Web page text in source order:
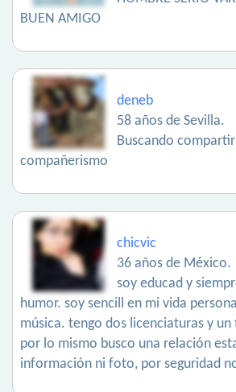
BUEN AMIGO
deneb
58 años de Sevilla.
Buscando
compañerismo
chicvic
36 años de México.
soy educad y
humor. soy sencill en mi vida
música. tengo dos licenciaturas y
por lo mismo busco una relación
información ni foto, por seguridad